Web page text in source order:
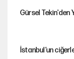
Gürsel Tekin'den
İstanbul’un